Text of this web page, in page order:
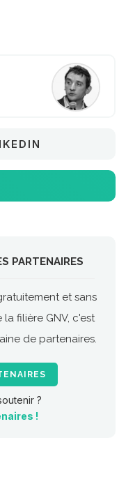
PARTENAIRES
et sans
filière GNV, c'est
de partenaires.
?
!